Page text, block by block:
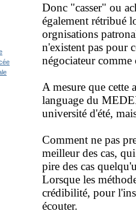
Donc "casser" ou
également rétribué
orgnisations
n'existent pas pour
négociateur comme
A mesure que cette
language du
université d'été,
Comment ne pas
meilleur des cas,
pire des cas
Lorsque les
crédibilité, pour
écouter.